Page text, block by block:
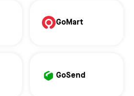
GoMart
GoSend